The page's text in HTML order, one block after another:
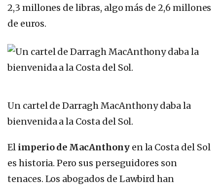
2,3 millones de libras, algo más de 2,6 millones
de euros.
Un cartel de Darragh MacAnthony daba la
bienvenida a la Costa del Sol.
El imperio de MacAnthonyen la Costa del Sol
es historia. Pero sus perseguidores son
tenaces. Los abogados de Lawbird han